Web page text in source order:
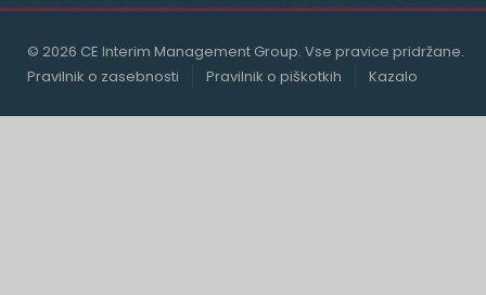
© 2026 CE Interim Management Group. Vse pravice pridržane.
Pravilnik o zasebnosti
Pravilnik o piškotkih Kazalo